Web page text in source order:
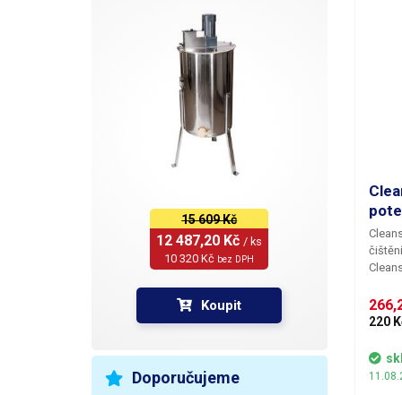
15 609 Kč
12 487,20 Kč / ks
10 320 Kč bez DPH
Koupit
Doporučujeme
220